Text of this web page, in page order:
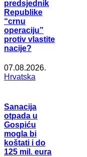
predsjednik
Republike
“crnu
operaciju”
protiv vlastite
nacije?
07.08.2026.
Hrvatska
Sanacija
otpada u
Gospiću
mogla bi
koštati i do
125 mil. eura